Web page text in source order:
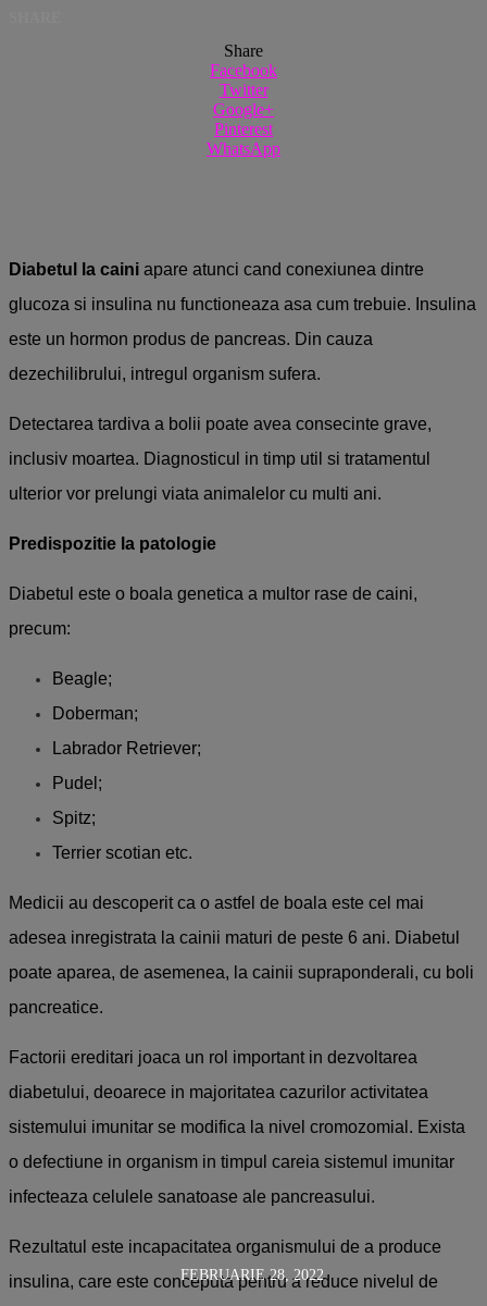
FEBRUARIE 28, 2022
Share
Facebook
Twitter
Google+
Pinterest
WhatsApp
Diabetul la caini apare atunci cand conexiunea dintre
glucoza si insulina nu functioneaza asa cum trebuie. Insulina
este un hormon produs de pancreas. Din cauza
dezechilibrului, intregul organism sufera.
Detectarea tardiva a bolii poate avea consecinte grave,
inclusiv moartea. Diagnosticul in timp util si tratamentul
ulterior vor prelungi viata animalelor cu multi ani.
Predispozitie la patologie
Diabetul este o boala genetica a multor rase de caini,
precum:
Beagle;
Doberman;
Labrador Retriever;
Pudel;
Spitz;
Terrier scotian etc.
Medicii au descoperit ca o astfel de boala este cel mai
adesea inregistrata la cainii maturi de peste 6 ani. Diabetul
poate aparea, de asemenea, la cainii supraponderali, cu boli
pancreatice.
Factorii ereditari joaca un rol important in dezvoltarea
diabetului, deoarece in majoritatea cazurilor activitatea
sistemului imunitar se modifica la nivel cromozomial. Exista
o defectiune in organism in timpul careia sistemul imunitar
infecteaza celulele sanatoase ale pancreasului.
Rezultatul este incapacitatea organismului de a produce
insulina, care este conceputa pentru a reduce nivelul de